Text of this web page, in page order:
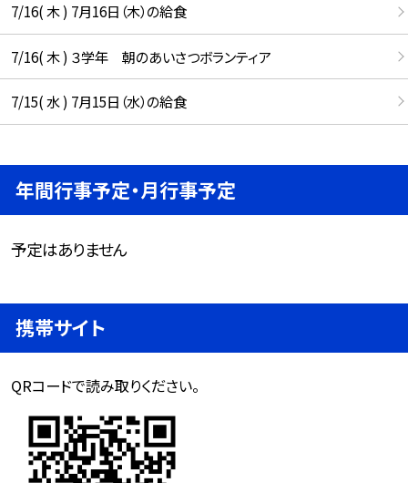
7/16( 木 ) 7月16日（木）の給食
7/16( 木 ) ３学年 朝のあいさつボランティア
7/15( 水 ) 7月15日（水）の給食
年間行事予定・月行事予定
予定はありません
携帯サイト
QRコードで読み取りください。